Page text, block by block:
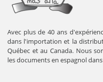
Avec plus de 40 ans
dans l'importation et la
Québec et au Canada. Nous
les documents en espagnol